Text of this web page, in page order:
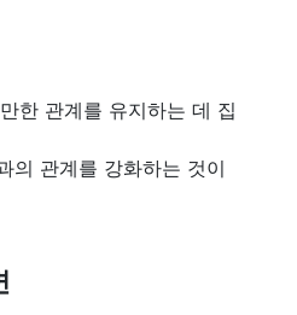
한 관계를 유지하는 데 집
의 관계를 강화하는 것이